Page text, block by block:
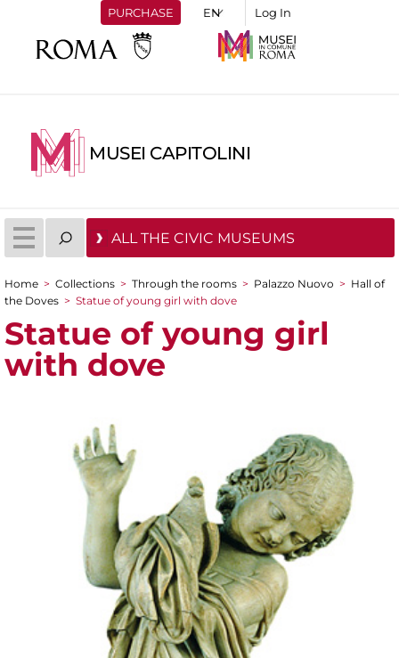
PURCHASE Log In
MUSEI CAPITOLINI
ALL THE CIVIC MUSEUMS
You are here
Home > Collections > Through the rooms > Palazzo Nuovo > Hall of
the Doves > Statue of young girl with dove
Statue of young girl
with dove